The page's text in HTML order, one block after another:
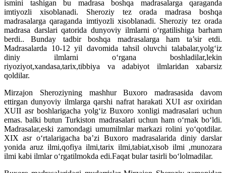
ismini tashigan bu madrasa boshqa madrasalarga qaraganda
imtiyozli xisoblanadi. Sheroziy tez orada madrasa boshqa
madrasalarga qaraganda imtiyozli xisoblanadi. Sheroziy tez orada
madrasa darslari qatorida dunyoviy ilmlarni o‘rgatilishiga barham
berdi.. Bunday tadbir boshqa madrasalarga ham ta’sir etdi.
Madrasalarda 10-12 yil davomida tahsil oluvchi talabalar,yolg‘iz
diniy ilmlarni o‘rgana boshladilar,lekin
riyoziyot,xandasa,tarix,tibbiya va adabiyot ilmlaridan xabarsiz
qoldilar.
Mirzajon Sheroziyning mashhur Buxoro madrasasida davom
ettirgan dunyoviy ilmlarga qarshi nafrat harakati XUI asr oxiridan
XUII asr boshlarigacha yolg‘iz Buxoro xonligi madrasalari uchun
emas. balki butun Turkiston madrasalari uchun ham o‘rnak bo‘ldi.
Madrasalar,eski zamondagi umumilmlar markazi rolini yo‘qotdilar.
XIX asr o‘rtalarigacha ba’zi Buxoro madrasalarida diniy darslar
yonida aruz ilmi,qofiya ilmi,tarix ilmi,tabiat,xisob ilmi ,munozara
ilmi kabi ilmlar o‘rgatilmokda edi.Faqat bular tasirli bo‘lolmadilar.